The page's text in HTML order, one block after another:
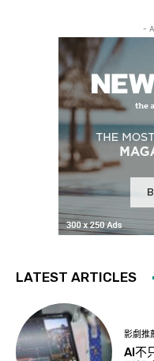
-
LATEST ARTICLES
影劇推
AI不